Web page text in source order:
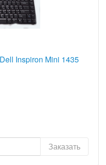
Inspiron Mini 1435
Заказать